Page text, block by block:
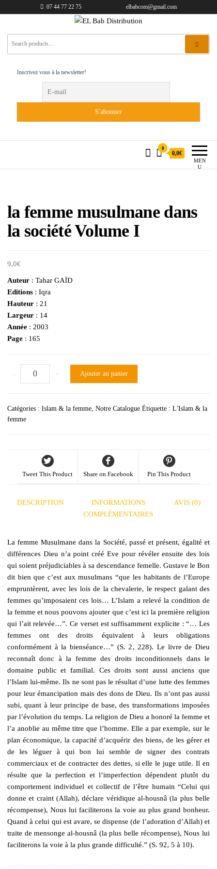
07 44 77 22 75 elbabcom@gmail.com
EL Bab Distribution
Inscrivez vous à la newsletter!
MEN
U
0
0,0€
la femme musulmane dans
la société Volume I
9,0€
Auteur : Tahar GAÏD
Editions : Iqra
Hauteur : 21
Largeur : 14
Année : 2003
Page : 165
- quantité de la femme musulmane dans la société Volume I
+ Ajouter au panier
Catégories : Islam & la femme Notre Catalogue Étiquette : L'Islam & la
femme
Tweet This Product Share on Facebook Pin This Product
DESCRIPTION
INFORMATIONS
COMPLÉMENTAIRES
AVIS (0)
La femme Musulmane dans la Société, passé et présent, égalité et
différences Dieu n’a point créé Eve pour révéler ensuite des lois
qui soient préjudiciables à sa descendance femelle. Gustave le Bon
dit bien que c’est aux musulmans “que les habitants de l’Europe
empruntèrent, avec les lois de la chevalerie, le respect galant des
femmes qu’imposaient ces lois… L’Islam a relevé la condition de
la femme et nous pouvons ajouter que c’est ici la première religion
qui l’ait relevée…”. Ce verset est suffisamment explicite : “… Les
femmes ont des droits équivalent à leurs obligations
conformément à la bienséance…” (S. 2, 228). Le livre de Dieu
reconnaît donc à la femme des droits inconditionnels dans le
domaine public et familial. Ces droits sont aussi anciens que
l’Islam lui-même. Ils ne sont pas le résultat d’une lutte des femmes
pour leur émancipation mais des dons de Dieu. Ils n’ont pas aussi
subi, quant à leur principe de base, des transformations imposées
par l’évolution du temps. La religion de Dieu a honoré la femme et
l’a anoblie au même titre que l’homme. Elle a par exemple, sur le
plan économique, la capacité d’acquérir des biens, de les gérer et
de les léguer à qui bon lui semble de signer des contrats
commerciaux et de contracter des dettes, si elle le juge utile. Il en
résulte que la perfection et l’imperfection dépendent plutôt du
comportement individuel et collectif de l’être humain “Celui qui
donne et craint (Allah), déclare véridique al-housnâ (la plus belle
récompense), Nous lui faciliterons la voie au plus grand bonheur.
Quand à celui qui est avare, se dispense (de l’adoration d’Allah) et
traite de mensonge al-housnâ (la plus belle récompense), Nous lui
faciliterons la voie à la plus grande difficulté.” (S. 92, 5 à 10).